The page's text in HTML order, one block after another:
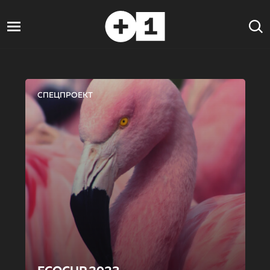
СПЕЦПРОЕКТ